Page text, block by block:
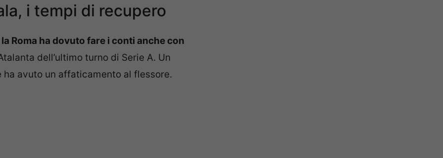
i tempi di recupero
Roma ha dovuto fare i conti anche con
dell’ultimo turno di Serie A. Un
avuto un affaticamento al flessore.